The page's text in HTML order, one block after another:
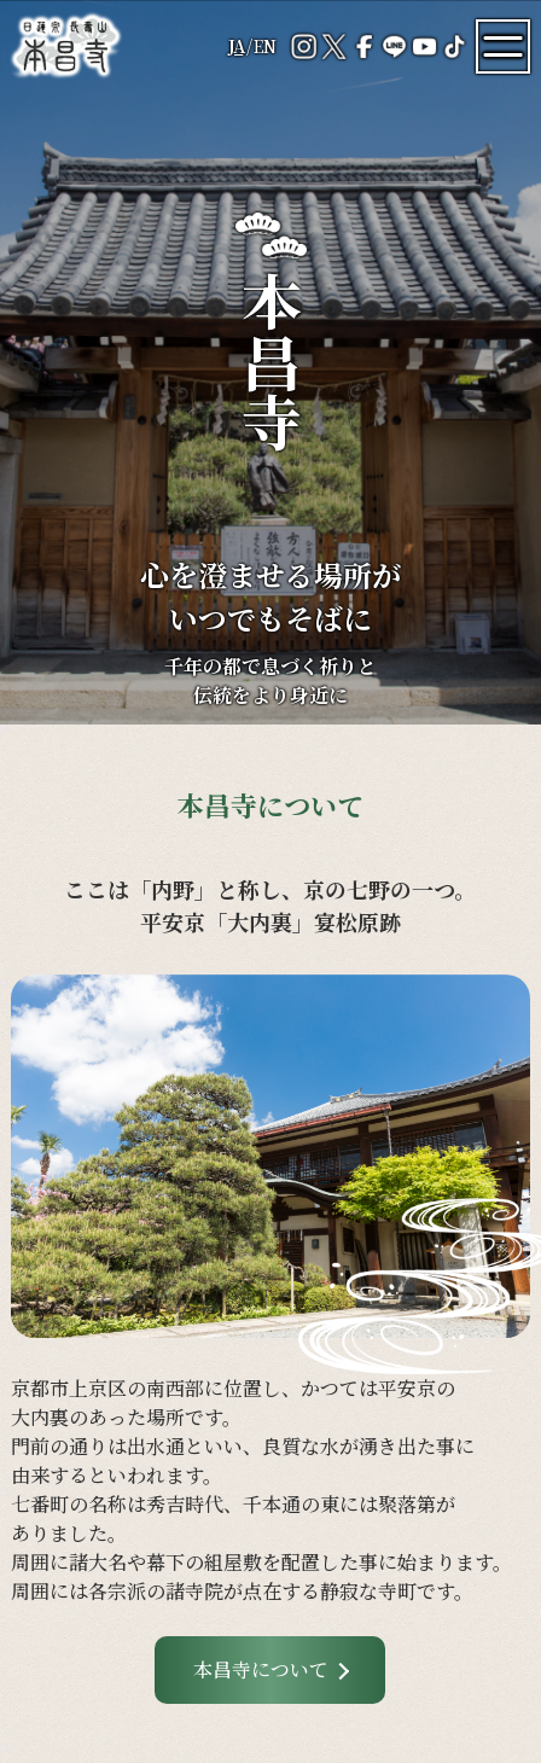
JA/EN
心を澄ませる場所が
いつでもそばに
千年の都で息づく祈りと
伝統をより身近に
本昌寺
本昌寺について
ここは「内野」と称し、京の七野の一つ。
平安京「大内裏」宴松原跡
京都市上京区の南西部に位置し、 かつては平安京の
大内裏のあった場所です。
門前の通りは出水通といい、 良質な水が湧き出た事に
由来するといわれます。
七番町の名称は秀吉時代、 千本通の東には聚落第が
ありました。
周囲に諸大名や幕下の組屋敷を配置した事に始まります。
周囲には各宗派の諸寺院が点在する静寂な寺町です。
本昌寺について